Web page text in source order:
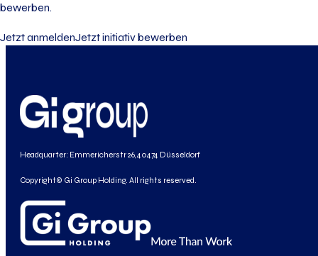
bewerben.
Jetzt anmeldenJetzt initiativ bewerben
Headquarter: Emmericherstr 26, 40474 Düsseldorf
Copyright© Gi Group Holding. All rights reserved.